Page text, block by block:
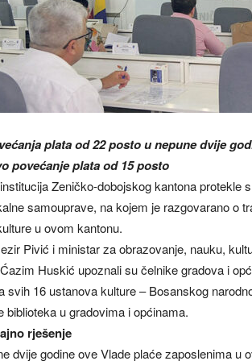
plata od 22 posto u nepune dvije
povećanje plata od 15 posto
Zeničko-dobojskog kantona protekle
samouprave, na kojem je razgovarano o
u ovom kantonu.
Pivić i ministar za obrazovanje, nauku,
Huskić upoznali su čelnike gradova i
svih 16 ustanova kulture – Bosanskog
biblioteka u gradovima i općinama.
rješenje
dvije godine ove Vlade plaće zaposlenima